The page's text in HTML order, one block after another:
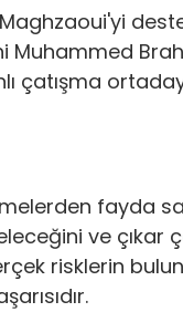
çatışma
fayda
ve çıkar
risklerin